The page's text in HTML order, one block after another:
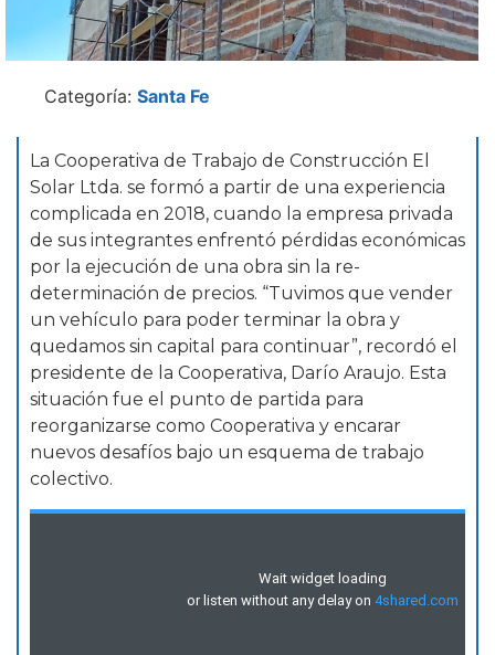
Categoría: Santa Fe
La Cooperativa de Trabajo de Construcción El
Solar Ltda. se formó a partir de una experiencia
complicada en 2018, cuando la empresa privada
de sus integrantes enfrentó pérdidas económicas
por la ejecución de una obra sin la re-
determinación de precios. “Tuvimos que vender
un vehículo para poder terminar la obra y
quedamos sin capital para continuar”, recordó el
presidente de la Cooperativa, Darío Araujo. Esta
situación fue el punto de partida para
reorganizarse como Cooperativa y encarar
nuevos desafíos bajo un esquema de trabajo
colectivo.